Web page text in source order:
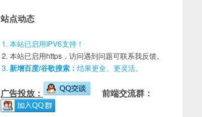
站点动态
本站已启用IPV6支持！
本站已启用https，访问遇到问题可联系我反馈。
新增百度/谷歌搜索： 结果更全、更灵活。
广告投放： 前端交流群：